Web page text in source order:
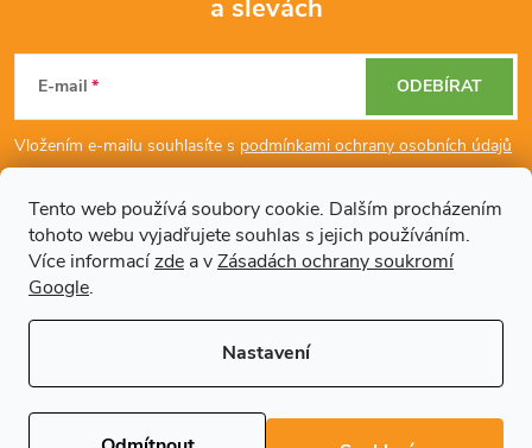
Tento web používá soubory cookie. Dalším procházením
tohoto webu vyjadřujete souhlas s jejich používáním.
Více informacízde a vZásadách ochrany soukromí
Google.
Nastavení
p
a slevách
E-mail
Vložením e-mailu souhlasíte s podmínkami ochrany osobních údajů
ODEBÍRAT
Dodatečné informace
Copyright 2026Regals.cz. Všechna práva vyhrazena.Upravit nastavení
cookies